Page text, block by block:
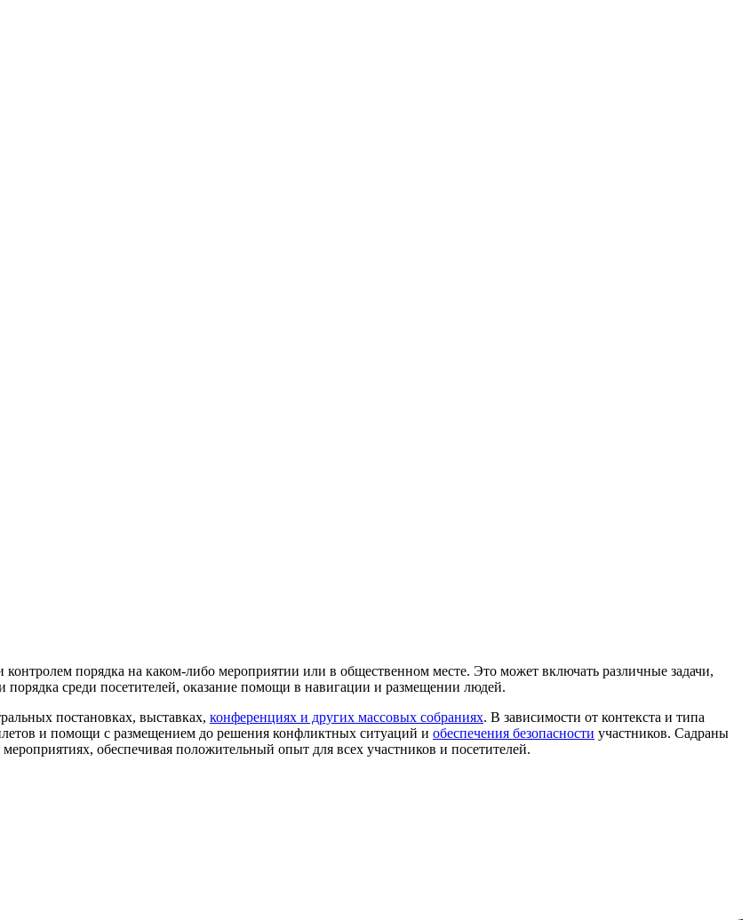
порядка среди посетителей, оказание помощи в навигации и размещении людей.
постановках, выставках, конференциях и других массовых собраниях. В зависимости от контекста и типа
и помощи с размещением до решения конфликтных ситуаций и обеспечения безопасности участников. Садраны
обеспечивая положительный опыт для всех участников и посетителей.